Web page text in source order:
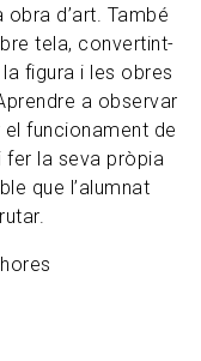
d’art. També
tela, convertint-
figura i les obres
a observar
el funcionament de
fer la seva pròpia
que l’alumnat